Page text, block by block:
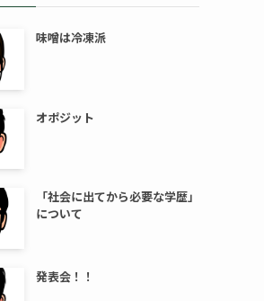
味噌は冷凍派
オポジット
「社会に出てから必要な学歴」
について
発表会！！